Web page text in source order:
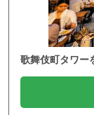
歌舞伎町タワー